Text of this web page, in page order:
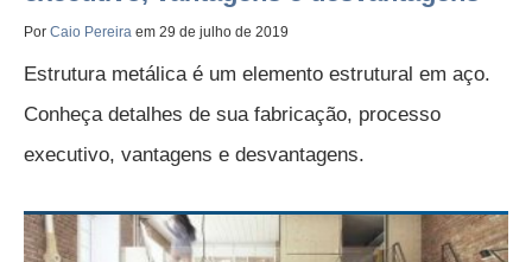
Por Caio Pereira em 29 de julho de 2019
Estrutura metálica é um elemento estrutural em aço.
Conheça detalhes de sua fabricação, processo
executivo, vantagens e desvantagens.